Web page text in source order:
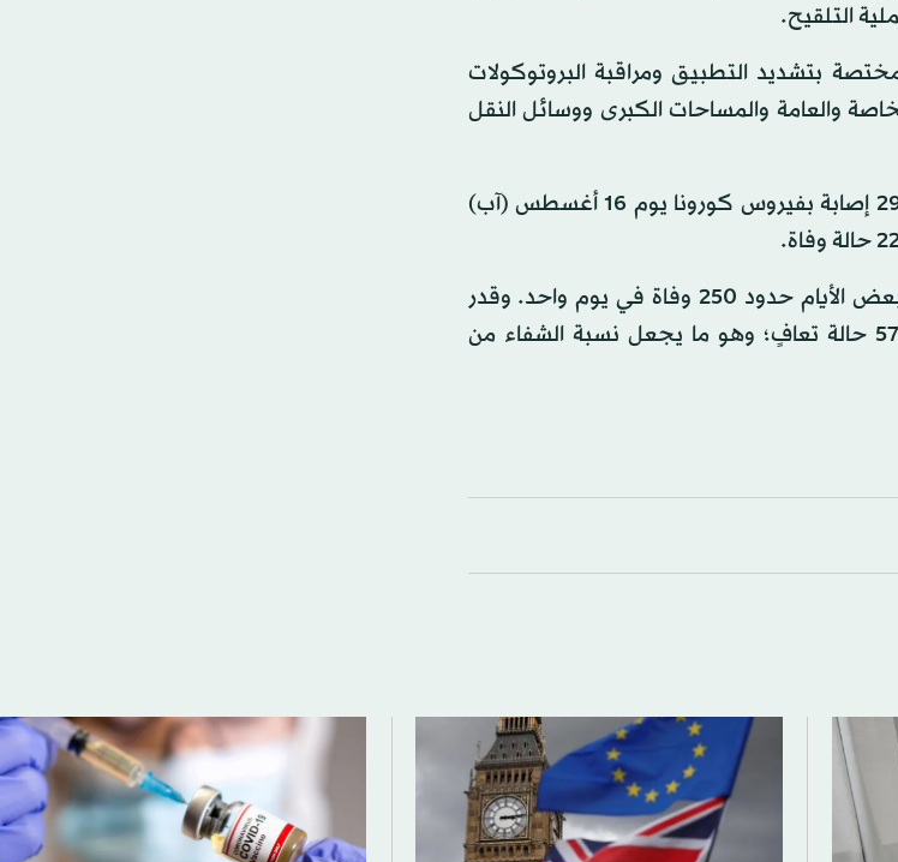
التلقيح.
بتشديد التطبيق ومراقبة البروتوكولات
والعامة والمساحات الكبرى ووسائل النقل
في غضون ذلك، أعلنت وزارة الصحة التونسية عن تسجيل 30 حالة وفاة و2952 إصابة بفيروس كورونا يوم 16 أغسطس (آب)
وكان عدد الوفيات قد تزايد بشكل متسارع خلال الشهر الماضي، وتجاوز في بعض الأيام حدود 250 وفاة في يوم واحد. وقدر
العدد الإجمالي للإصابات المؤكدة بالوباء بنحو 629702 إصابة، مقابل 579852 حالة تعافٍ؛ وهو ما يجعل نسبة الشفاء من